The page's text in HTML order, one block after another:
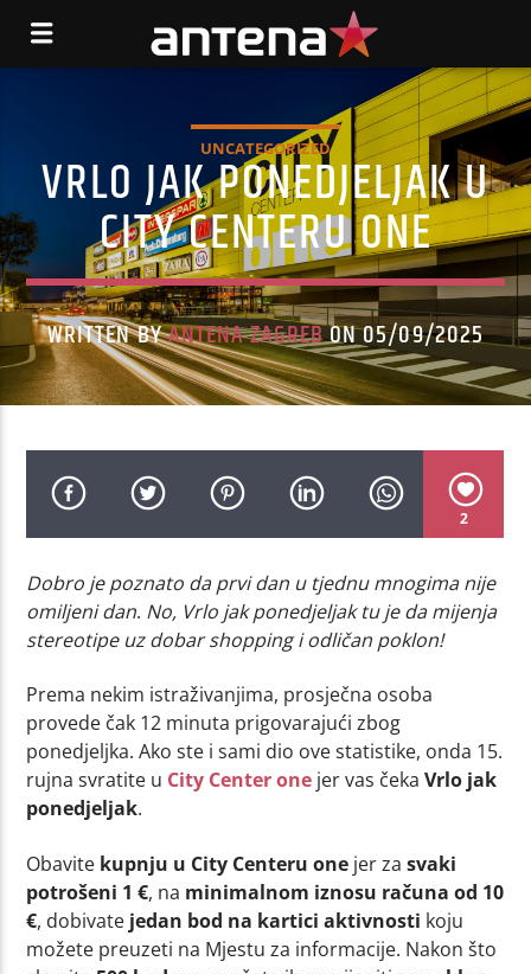
UNCATEGORIZED
VRLO JAK PONEDJELJAK U
CITY CENTERU ONE
WRITTEN BYANTENA ZAGREBON 05/09/2025
2
Dobro je poznato da prvi dan u tjednu mnogima nije
omiljeni dan. No, Vrlo jak ponedjeljak tu je da mijenja
stereotipe uz dobar shopping i odličan poklon!
Prema nekim istraživanjima, prosječna osoba
provede čak 12 minuta prigovarajući zbog
ponedjeljka. Ako ste i sami dio ove statistike, onda 15.
rujna svratite u City Center one jer vas čekaVrlo jak
ponedjeljak.
Obavite kupnju u City Centeru one jer zasvaki
potrošeni 1 €, na minimalnom iznosu računa od 10
€, dobivate jedan bod na kartici aktivnosti koju
možete preuzeti na Mjestu za informacije. Nakon što